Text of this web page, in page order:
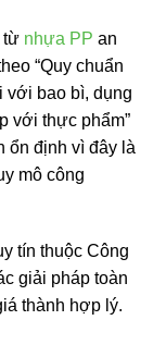
từ nhựa PP an
“Quy chuẩn
với bao bì, dụng
với thực phẩm”
ổn định vì đây là
mô công
tín thuộc Công
giải pháp toàn
thành hợp lý.